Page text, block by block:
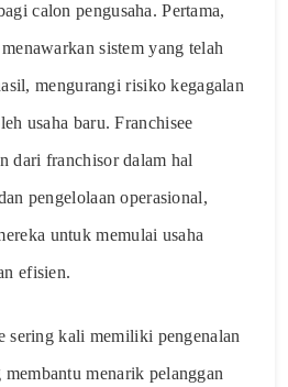
calon pengusaha. Pertama,
sistem yang telah
mengurangi risiko kegagalan
usaha baru. Franchisee
dari franchisor dalam hal
pengelolaan operasional,
untuk memulai usaha
efisien.
sering kali memiliki pengenalan
menarik pelanggan